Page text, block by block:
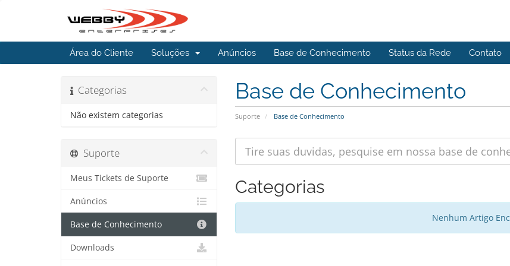
Área do Cliente Soluções Anúncios Base de Conhecimento Status da Rede Contato
Base de Conhecimento
Suporte Base de Conhecimento
Categorias
Não existem categorias
Categorias
Nenhum Artigo
Suporte
Meus Tickets de Suporte
Anúncios
Base de Conhecimento
Downloads